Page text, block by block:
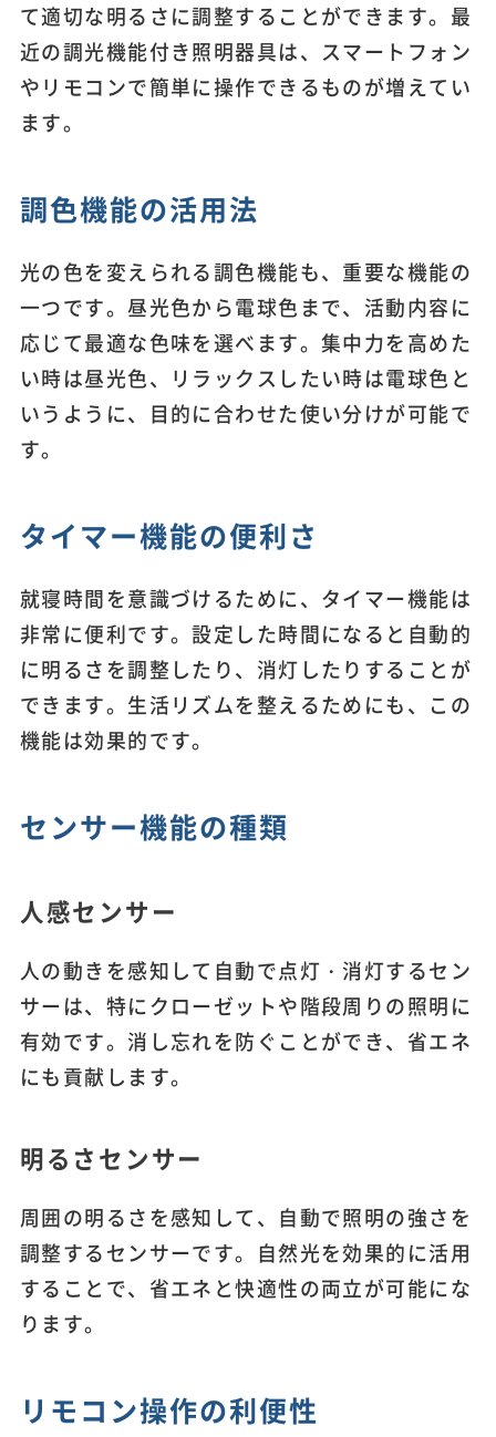
て適切な明るさに調整することができます。最
近の調光機能付き照明器具は、スマートフォン
やリモコンで簡単に操作できるものが増えてい
ます。
調色機能の活用法
光の色を変えられる調色機能も、重要な機能の
一つです。昼光色から電球色まで、活動内容に
応じて最適な色味を選べます。集中力を高めた
い時は昼光色、リラックスしたい時は電球色と
いうように、目的に合わせた使い分けが可能で
す。
タイマー機能の便利さ
就寝時間を意識づけるために、タイマー機能は
非常に便利です。設定した時間になると自動的
に明るさを調整したり、消灯したりすることが
できます。生活リズムを整えるためにも、この
機能は効果的です。
センサー機能の種類
人感センサー
人の動きを感知して自動で点灯・消灯するセン
サーは、特にクローゼットや階段周りの照明に
有効です。消し忘れを防ぐことができ、省エネ
にも貢献します。
明るさセンサー
周囲の明るさを感知して、自動で照明の強さを
調整するセンサーです。自然光を効果的に活用
することで、省エネと快適性の両立が可能にな
ります。
リモコン操作の利便性